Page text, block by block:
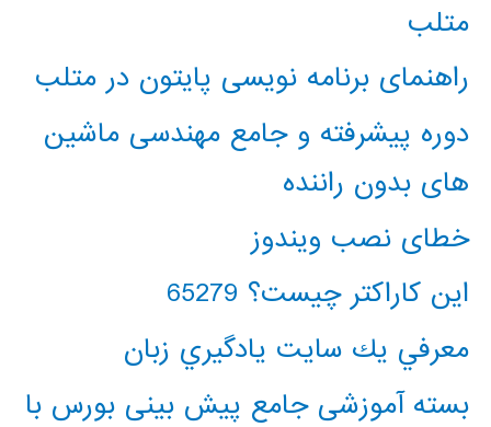
متلب
راهنمای برنامه نویسی پایتون در متلب
دوره پیشرفته و جامع مهندسی ماشین
های بدون راننده
خطای نصب ویندوز
این کاراکتر چیست؟ 65279
معرفي يك سايت يادگيري زبان
بسته آموزشی جامع پیش بینی بورس با